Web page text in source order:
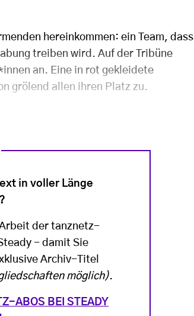
hereinkommen: ein Team, dass
treiben wird. Auf der Tribüne
an. Eine in rot gekleidete
grölend allen ihren Platz zu.
in voller Länge
der tanznetz-
- damit Sie
Archiv-Titel
möglich).
ABOS BEI STEADY